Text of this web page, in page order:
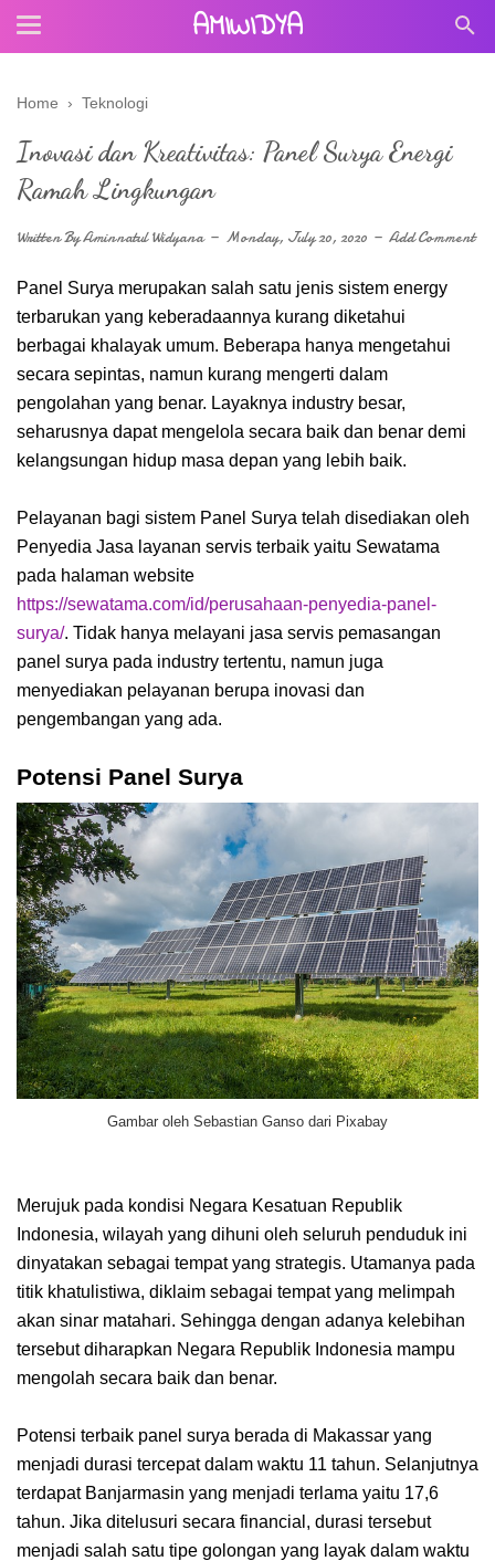
AMIWIDYA
Home › Teknologi
Inovasi dan Kreativitas: Panel Surya Energi
Ramah Lingkungan
Written ByAminnatul Widyana Monday, July 20, 2020 Add Comment
Panel Surya merupakan salah satu jenis sistem energy
terbarukan yang keberadaannya kurang diketahui
berbagai khalayak umum. Beberapa hanya mengetahui
secara sepintas, namun kurang mengerti dalam
pengolahan yang benar. Layaknya industry besar,
seharusnya dapat mengelola secara baik dan benar demi
kelangsungan hidup masa depan yang lebih baik.
Pelayanan bagi sistem Panel Surya telah disediakan oleh
Penyedia Jasa layanan servis terbaik yaitu Sewatama
pada halaman website
https://sewatama.com/id/perusahaan-penyedia-panel-
surya/. Tidak hanya melayani jasa servis pemasangan
panel surya pada industry tertentu, namun juga
menyediakan pelayanan berupa inovasi dan
pengembangan yang ada.
Potensi Panel Surya
Gambar oleh Sebastian Ganso dari Pixabay
Merujuk pada kondisi Negara Kesatuan Republik
Indonesia, wilayah yang dihuni oleh seluruh penduduk ini
dinyatakan sebagai tempat yang strategis. Utamanya pada
titik khatulistiwa, diklaim sebagai tempat yang melimpah
akan sinar matahari. Sehingga dengan adanya kelebihan
tersebut diharapkan Negara Republik Indonesia mampu
mengolah secara baik dan benar.
Potensi terbaik panel surya berada di Makassar yang
menjadi durasi tercepat dalam waktu 11 tahun. Selanjutnya
terdapat Banjarmasin yang menjadi terlama yaitu 17,6
tahun. Jika ditelusuri secara financial, durasi tersebut
menjadi salah satu tipe golongan yang layak dalam waktu